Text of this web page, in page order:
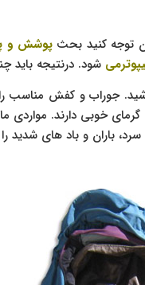
توجه کنید بحثپوشش و
شود. درنتیجه باید
جوراب و کفش مناسب
خوبی دارند. مواردی
باران و باد های شدید را